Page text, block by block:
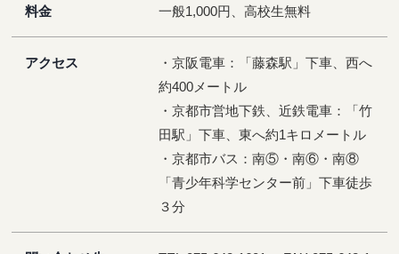
料金 一般1,000円、高校生無料
アクセス
・京阪電車：「藤森駅」下車、西へ
約400メートル
・京都市営地下鉄、近鉄電車：「竹
田駅」下車、東へ約1キロメートル
・京都市バス：南⑤・南⑥・南⑧
「青少年科学センター前」下車徒歩
３分